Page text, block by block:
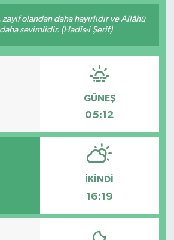
olandan daha hayırlıdır ve Allâhü
daha sevimlidir. (Hadis-i Şerif)
GÜNEŞ
05:12
İKINDI
16:19